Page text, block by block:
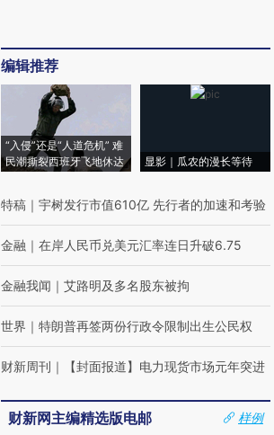
编辑推荐
“入侵”还是“人道危机” 难
民潮撕裂西班牙飞地休达
显影｜瓜农的漫长等待
特稿 ｜ 宇树发行市值610亿 先行者的加速和考验
金融 ｜ 在岸人民币兑美元汇率连日升破6.75
金融我闻 ｜ 艾路明及多名股东被拘
世界 ｜ 特朗普再签两份行政令限制出生公民权
财新周刊 ｜ 【封面报道】电力现货市场元年突进
财新网主编精选版电邮
样例